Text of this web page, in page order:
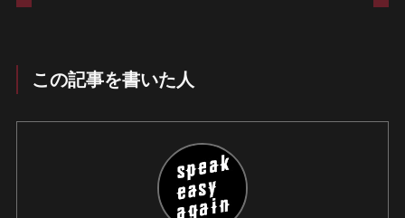
この記事を書いた人